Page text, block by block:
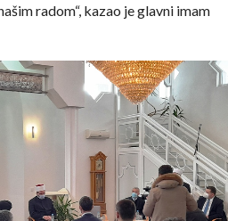
radom“, kazao je glavni imam